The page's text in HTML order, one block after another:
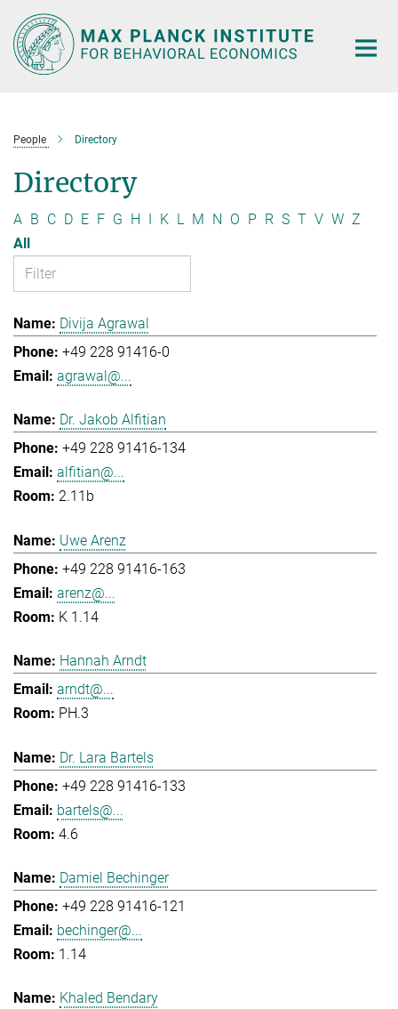
Main-
Content
People Directory
Directory
A B C D E F G H I K L M N O P R S T V W Z
All
Divija Agrawal
+49 228 91416-0
agrawal@...
Dr. Jakob Alfitian
+49 228 91416-134
alfitian@...
2.11b
Uwe Arenz
+49 228 91416-163
arenz@...
K 1.14
Hannah Arndt
arndt@...
PH.3
Dr. Lara Bartels
+49 228 91416-133
bartels@...
4.6
Damiel Bechinger
+49 228 91416-121
bechinger@...
1.14
Khaled Bendary